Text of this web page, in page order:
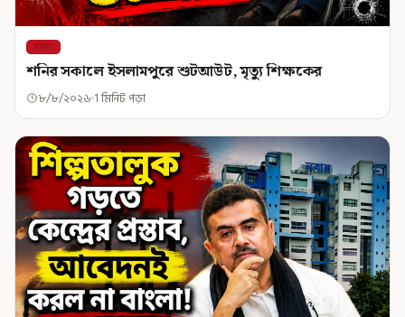
রাজ্য
শনির সকালে ইসলামপুরে শুটআউট, মৃত্যু শিক্ষকের
৮/৮/২০২৬ 1 মিনিট পড়া